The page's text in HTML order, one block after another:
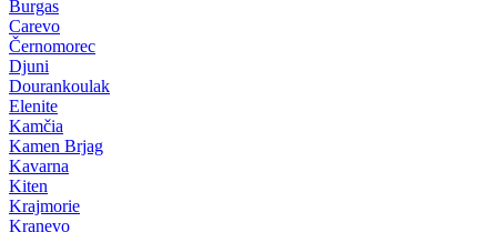
Burgas
Carevo
Černomorec
Djuni
Dourankoulak
Elenite
Kamčia
Kamen Brjag
Kavarna
Kiten
Krajmorie
Kranevo